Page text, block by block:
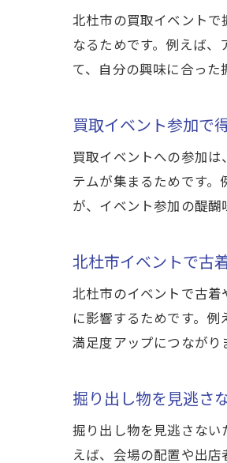
北杜市の買取イベント
なるためです。例えば
て、自分の興味に合った
買取イベント参加で
買取イベントへの参加
テムが集まるためです
が、イベント参加の醍醐
北杜市イベントで古
北杜市のイベントで古
に影響するためです。
満足度アップにつながり
掘り出し物を見逃さ
掘り出し物を見逃さな
えば、会場の配置や出